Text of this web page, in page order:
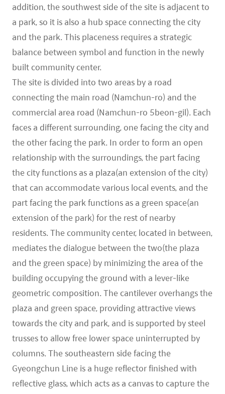
addition, the southwest side of the site is adjacent to
a park, so it is also a hub space connecting the city
and the park. This placeness requires a strategic
balance between symbol and function in the newly
built community center.
The site is divided into two areas by a road
connecting the main road (Namchun-ro) and the
commercial area road (Namchun-ro 5beon-gil). Each
faces a different surrounding, one facing the city and
the other facing the park. In order to form an open
relationship with the surroundings, the part facing
the city functions as a plaza(an extension of the city)
that can accommodate various local events, and the
part facing the park functions as a green space(an
extension of the park) for the rest of nearby
residents. The community center, located in between,
mediates the dialogue between the two(the plaza
and the green space) by minimizing the area of ​​the
building occupying the ground with a lever-like
geometric composition. The cantilever overhangs the
plaza and green space, providing attractive views
towards the city and park, and is supported by steel
trusses to allow free lower space uninterrupted by
columns. The southeastern side facing the
Gyeongchun Line is a huge reflector finished with
reflective glass, which acts as a canvas to capture the